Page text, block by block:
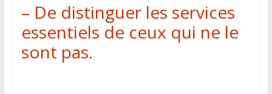
– De distinguer les services
essentiels de ceux qui ne le
sont pas.